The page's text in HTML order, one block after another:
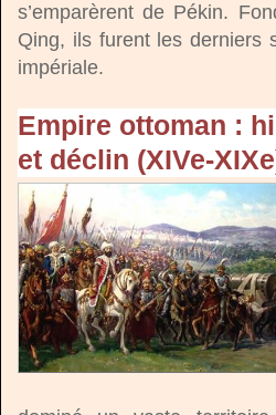
s’emparèrent de Pékin.
Qing, ils furent les derniers
impériale.
Empire ottoman :
et déclin (XIVe-